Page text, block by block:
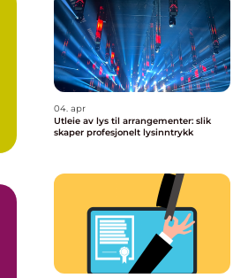
04. apr
Utleie av lys til arrangementer: slik
skaper profesjonelt lysinntrykk